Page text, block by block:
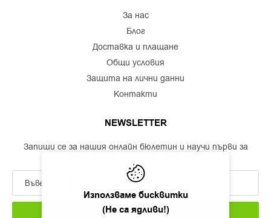
Използваме бисквитки
(Не са ядливи!)
за нас
блог
доставка и плащане
общи условия
защита на лични данни
контакти
NEWSLETTER
Запиши се за нашия онлайн бюлетин и научи първи за
ЗАПИШИ СЕ